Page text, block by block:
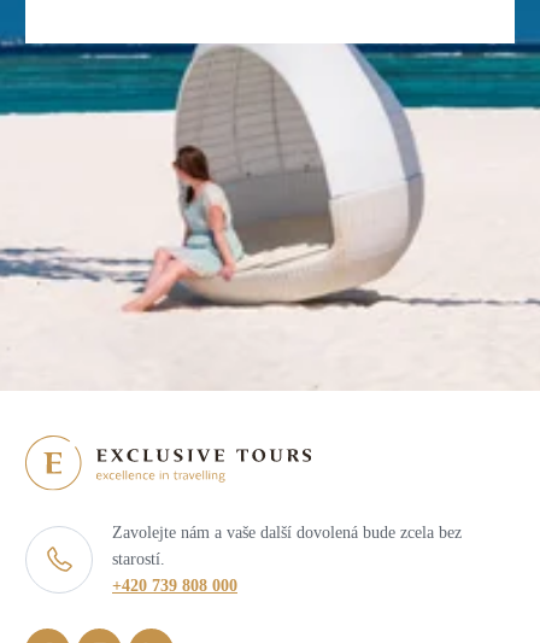
Zavolejte nám a vaše další dovolená bude zcela bez
starostí.
+420 739 808 000